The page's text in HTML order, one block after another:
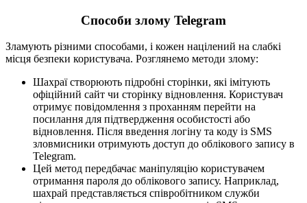
Способи злому Telegram
Зламують різними способами, і кожен націлений на слабкі
місця безпеки користувача. Розглянемо методи злому:
Шахраї створюють підробні сторінки, які імітують
офіційний сайт чи сторінку відновлення. Користувач
отримує повідомлення з проханням перейти на
посилання для підтвердження особистості або
відновлення. Після введення логіну та коду із SMS
зловмисники отримують доступ до облікового запису в
Telegram.
Цей метод передбачає маніпуляцію користувачем
отримання пароля до облікового запису. Наприклад,
шахрай представляється співробітником служби